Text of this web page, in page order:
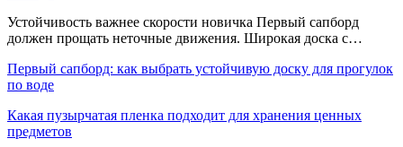
Устойчивость важнее скорости новичка Первый сапборд
должен прощать неточные движения. Широкая доска с…
Первый сапборд: как выбрать устойчивую доску для прогулок
по воде
Какая пузырчатая пленка подходит для хранения ценных
предметов